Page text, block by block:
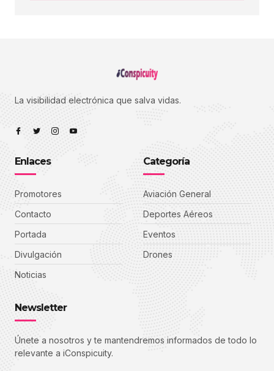
La visibilidad electrónica que salva vidas.
Enlaces
Promotores
Contacto
Portada
Divulgación
Noticias
Categoría
Aviación General
Deportes Aéreos
Eventos
Drones
Newsletter
Únete a nosotros y te mantendremos informados de todo lo
relevante a iConspicuity.